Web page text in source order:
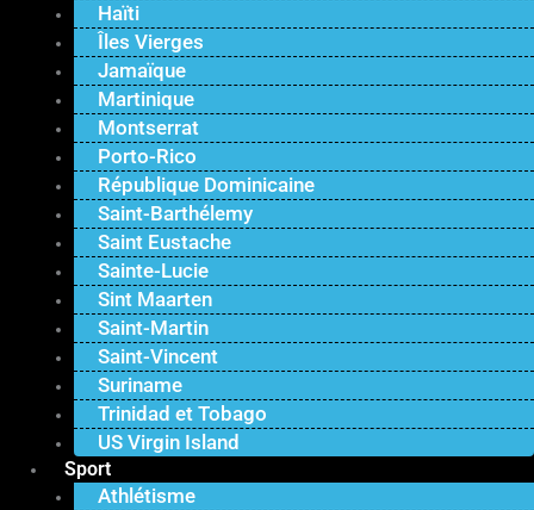
Haïti
Îles Vierges
Jamaïque
Martinique
Montserrat
Porto-Rico
République Dominicaine
Saint-Barthélemy
Saint Eustache
Sainte-Lucie
Sint Maarten
Saint-Martin
Saint-Vincent
Suriname
Trinidad et Tobago
US Virgin Island
Sport
Athlétisme